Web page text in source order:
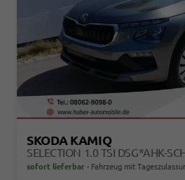
SKODA KAMIQ
sofort lieferbar Fahrzeug mit